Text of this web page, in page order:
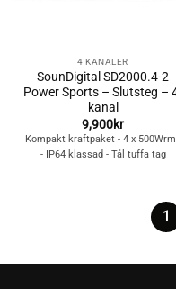
4 KANALER
SounDigital SD2000.4-2
Power Sports – Slutsteg –
kanal
9,900kr
Kompakt kraftpaket - 4 x
- IP64 klassad - Tål tuffa tag
1